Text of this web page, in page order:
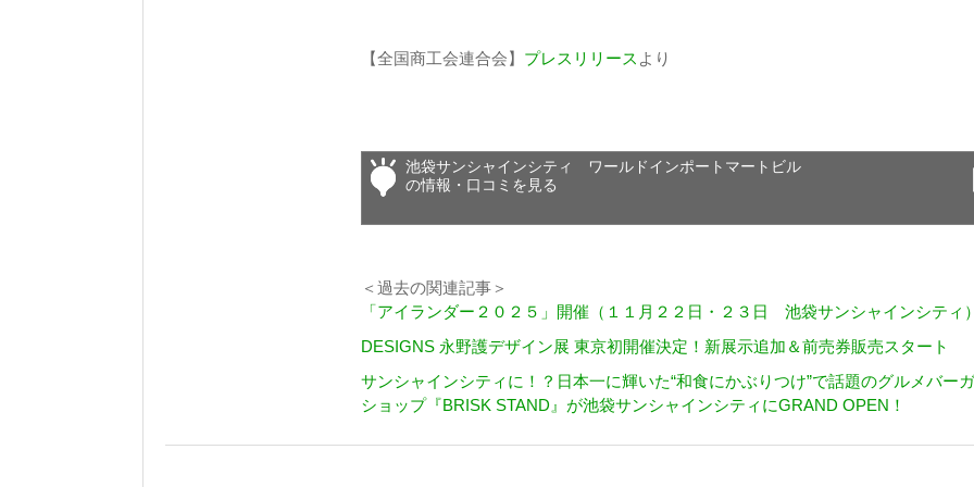
【全国商工会連合会】 プレスリリース より
池袋サンシャインシティ ワールドインポートマートビル
の情報・口コミを見る
＜過去の関連記事＞
「アイランダー２０２５」開催（１１月２２日・２３日 池袋サンシャインシティ
DESIGNS 永野護デザイン展 東京初開催決定！新展示追加＆前売券販売スタート
サンシャインシティに！？日本一に輝いた“和食にかぶりつけ”で話題のグルメバー
ショップ『BRISK STAND』が池袋サンシャインシティにGRAND OPEN！